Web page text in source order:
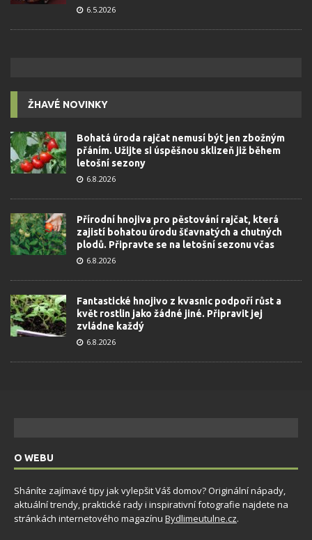
6.5.2026
ŽHAVÉ NOVINKY
Bohatá úroda rajčat nemusí být jen zbožným
přáním. Užijte si úspěšnou sklizeň již během
letošní sezony
6.8.2026
Přírodní hnojiva pro pěstování rajčat, která
zajistí bohatou úrodu šťavnatých a chutných
plodů. Připravte se na letošní sezonu včas
6.8.2026
Fantastické hnojivo z kvasnic podpoří růst a
květ rostlin jako žádné jiné. Připravit jej
zvládne každý
6.8.2026
O WEBU
Sháníte zajímavé tipy jak vylepšit Váš domov? Originální nápady,
aktuální trendy, praktické rady i inspirativní fotografie najdete na
stránkách internetového magazínu Bydlimeutulne.cz.